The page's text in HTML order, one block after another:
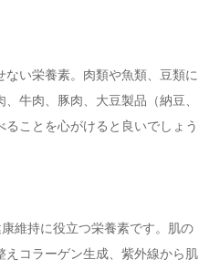
ない栄養素。肉類や魚類、豆類に
牛肉、豚肉、大豆製品（納豆、
ことを心がけると良いでしょう
維持に役立つ栄養素です。肌の
えコラーゲン生成、紫外線から肌